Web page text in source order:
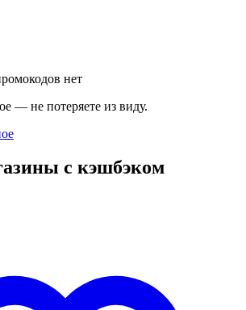
нет
— не потеряете из виду.
с кэшбэком